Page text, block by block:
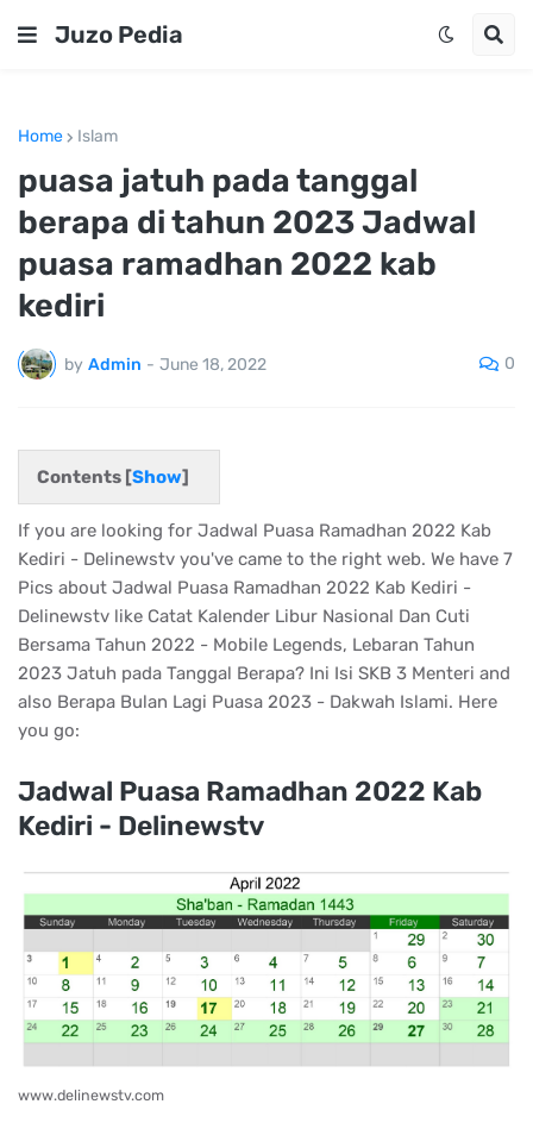
Juzo Pedia
Home Islam
puasa jatuh pada tanggal
berapa di tahun 2023 Jadwal
puasa ramadhan 2022 kab
kediri
by Admin - June 18, 2022 0
Contents [Show]
If you are looking for Jadwal Puasa Ramadhan 2022 Kab
Kediri - Delinewstv you've came to the right web. We have 7
Pics about Jadwal Puasa Ramadhan 2022 Kab Kediri -
Delinewstv like Catat Kalender Libur Nasional Dan Cuti
Bersama Tahun 2022 - Mobile Legends, Lebaran Tahun
2023 Jatuh pada Tanggal Berapa? Ini Isi SKB 3 Menteri and
also Berapa Bulan Lagi Puasa 2023 - Dakwah Islami. Here
you go:
Jadwal Puasa Ramadhan 2022 Kab
Kediri - Delinewstv
www.delinewstv.com